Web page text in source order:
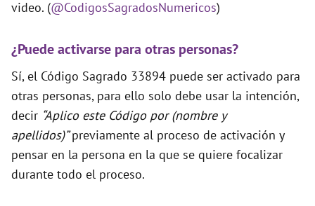
video. (@CodigosSagradosNumericos)
¿Puede activarse para otras personas?
Sí, el Código Sagrado 33894 puede ser activado para
otras personas, para ello solo debe usar la intención,
decir “Aplico este Código por (nombre y
apellidos)”previamente al proceso de activación y
pensar en la persona en la que se quiere focalizar
durante todo el proceso.